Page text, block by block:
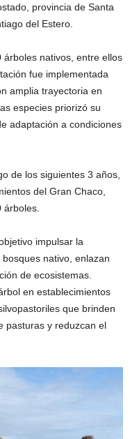
provincia de Santa
del Estero.
árboles nativos, entre ellos
fue implementada
amplia trayectoria en
especies priorizó su
adaptación a condiciones
de los siguientes 3 años,
del Gran Chaco,
impulsar la
nativo, enlazan
de ecosistemas.
en establecimientos
que brinden
pasturas y reduzcan el